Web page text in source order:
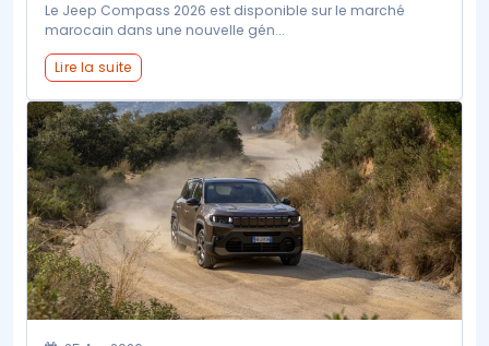
Le Jeep Compass 2026 est disponible sur le marché
marocain dans une nouvelle gén...
Lire la suite